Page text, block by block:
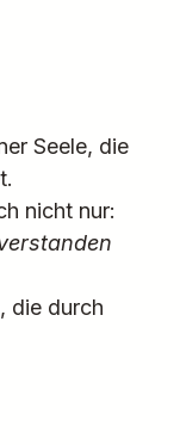
Seele, die
nicht nur:
die durch